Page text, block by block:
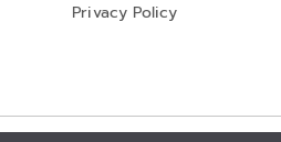
Privacy Policy